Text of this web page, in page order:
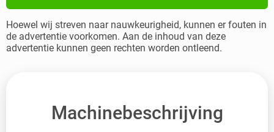
Hoewel wij streven naar nauwkeurigheid, kunnen er fouten in
de advertentie voorkomen. Aan de inhoud van deze
advertentie kunnen geen rechten worden ontleend.
Machinebeschrijving